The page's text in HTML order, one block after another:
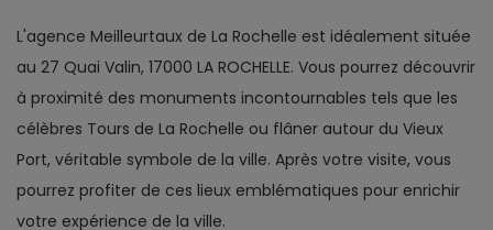
L'agence Meilleurtaux de La Rochelle est idéalement située
au 27 Quai Valin, 17000 LA ROCHELLE. Vous pourrez découvrir
à proximité des monuments incontournables tels que les
célèbres Tours de La Rochelle ou flâner autour du Vieux
Port, véritable symbole de la ville. Après votre visite, vous
pourrez profiter de ces lieux emblématiques pour enrichir
votre expérience de la ville.